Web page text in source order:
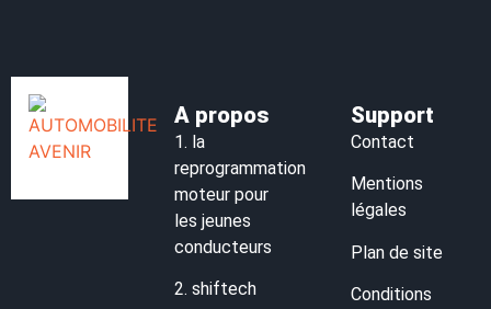
A propos
1. la
reprogrammation
moteur pour
les jeunes
conducteurs
2.shiftech
Support
Contact
Mentions
légales
Plan de site
Conditions